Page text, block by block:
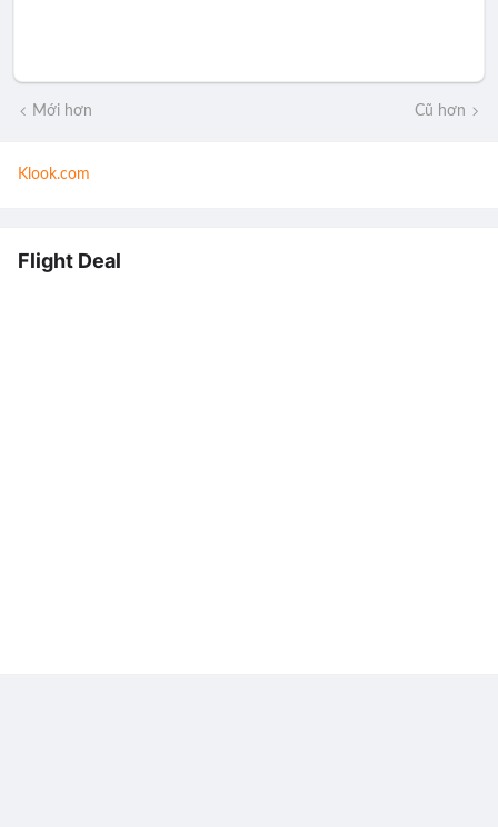
Mới hơn Cũ hơn
Klook.com
Flight Deal